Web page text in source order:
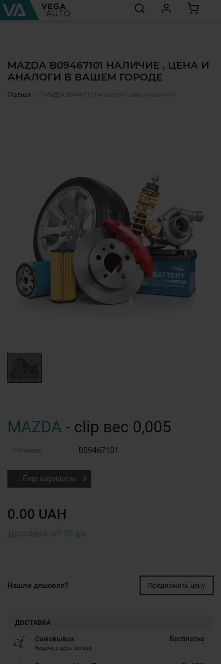
MAZDA B09467101 НАЛИЧИЕ , ЦЕНА И
АНАЛОГИ В ВАШЕМ ГОРОДЕ
Главная ✅ MAZDA B09467101 и аналоги цена и наличие ✅
MAZDA - clip вес 0,005
0 отзывов B09467101
Еще варианты
0.00 UAH
от 10 дн.
Нашли дешевле? Предложить цену
ДОСТАВКА
Самовывоз
Видача в день заказа
Бесплатно